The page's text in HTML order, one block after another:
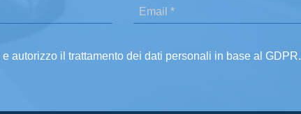
autorizzo il trattamento dei dati personali in base al GDPR.